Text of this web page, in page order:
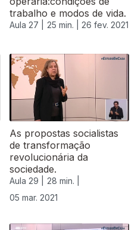
trabalho e modos de vida.
Aula 27 | 25 min. | 26 fev. 2021
As propostas socialistas
de transformação
revolucionária da
sociedade.
Aula 29 |
28 min. |
05 mar. 2021